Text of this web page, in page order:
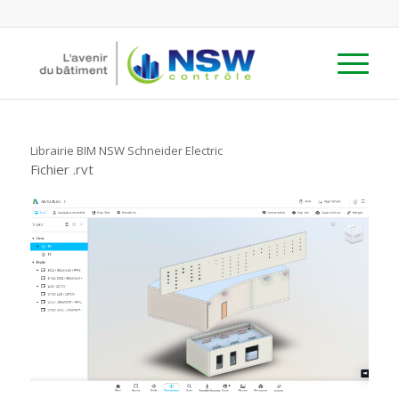
Librairie BIM NSW Schneider Electric
Fichier .rvt